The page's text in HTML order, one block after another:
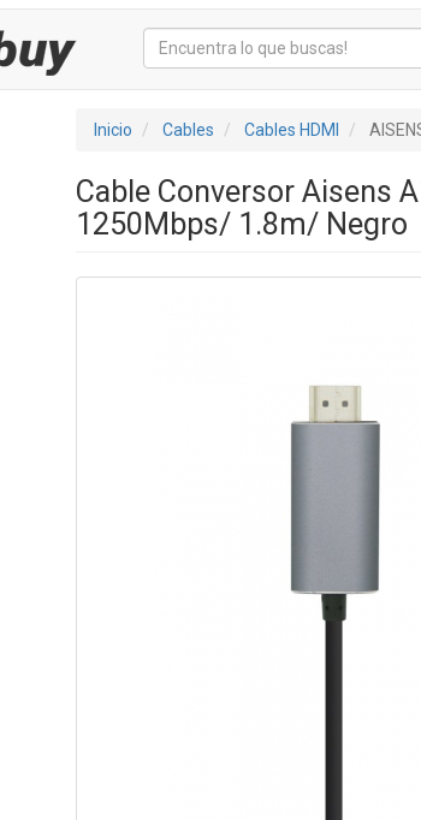
Inicio Cables Cables HDMI
Cable Conversor Aisens
1250Mbps/ 1.8m/ Negro